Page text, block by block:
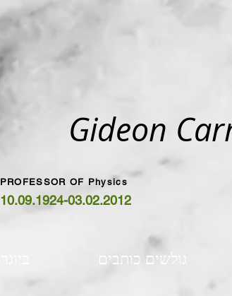
PROFESSOR OF Physics
10.09.1924-03.02.2012
Gideon
גולשים כותבים